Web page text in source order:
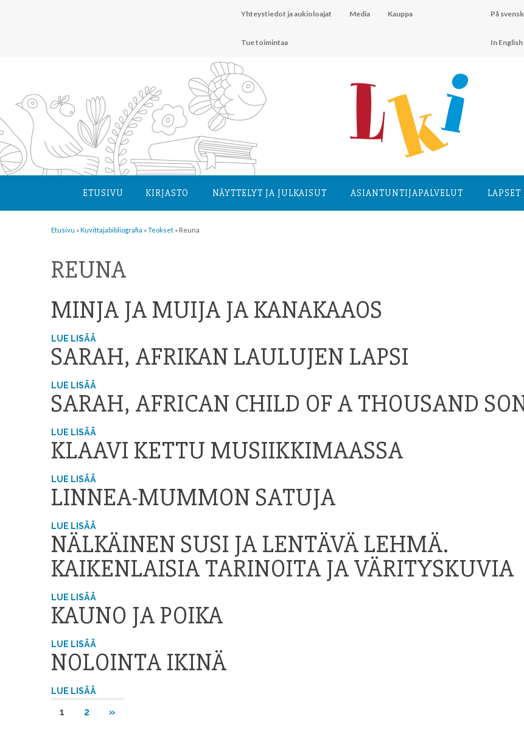
Yhteystiedot ja aukioloajat Media Kauppa
Tue toimintaa
På
In English
ETUSIVU KIRJASTO NÄYTTELYT JA JULKAISUT ASIANTUNTIJA­PALVELUT LAPSET
Etusivu »Kuvittaja­bibliografia »Teokset » Reuna
REUNA
MINJA JA MUIJA JA KANAKAAOS
LUE LISÄÄ
SARAH, AFRIKAN LAULUJEN LAPSI
LUE LISÄÄ
SARAH, AFRICAN CHILD OF A THOUSAND
LUE LISÄÄ
KLAAVI KETTU MUSIIKKIMAASSA
LUE LISÄÄ
LINNEA-MUMMON SATUJA
LUE LISÄÄ
NÄLKÄINEN SUSI JA LENTÄVÄ LEHMÄ.
KAIKENLAISIA TARINOITA JA VÄRITYSKUVIA
LUE LISÄÄ
KAUNO JA POIKA
LUE LISÄÄ
NOLOINTA IKINÄ
LUE LISÄÄ
1 2
NEXT
»